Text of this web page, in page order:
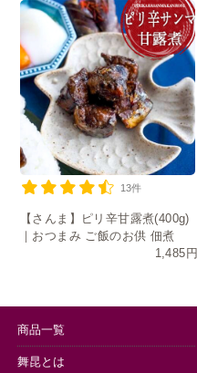
【さんま】ピリ辛甘露煮(400g)
｜おつまみ ご飯のお供 佃煮
1,485円
13件
商品一覧
舞昆とは